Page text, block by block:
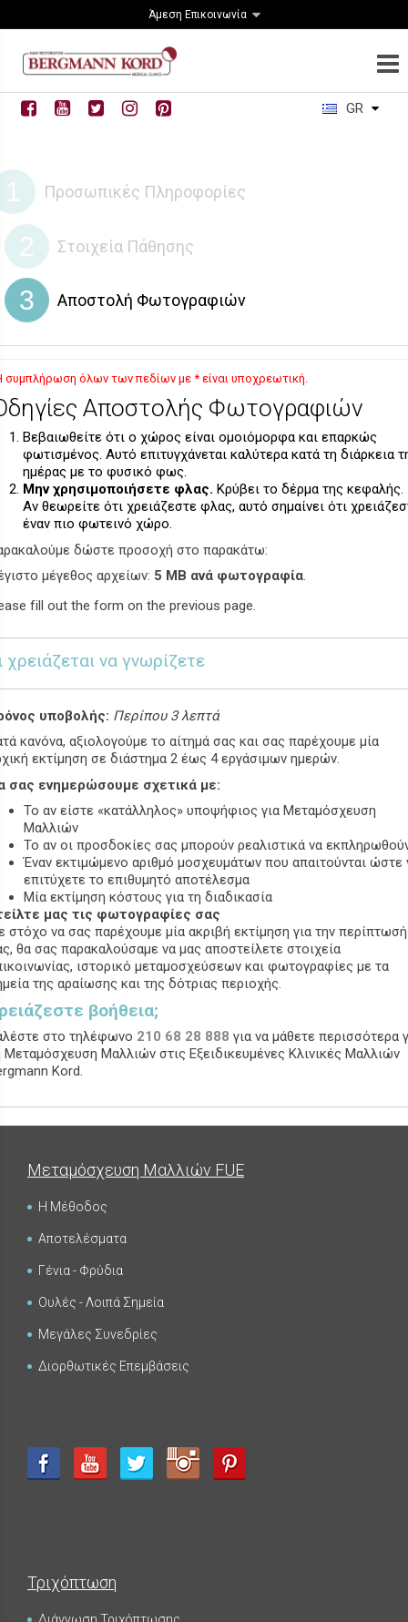
Άμεση Επικοινωνία
GR
1 Προσωπικές Πληροφορίες
2 Στοιχεία Πάθησης
3 Αποστολή Φωτογραφιών
συμπλήρωση όλων των πεδίων με * είναι υποχρεωτική.
Αποστολής Φωτογραφιών
Βεβαιωθείτε ότι ο χώρος είναι ομοιόμορφα και επαρκώς
φωτισμένος. Αυτό επιτυγχάνεται καλύτερα κατά τη διάρκεια
ημέρας με το φυσικό φως.
Μην χρησιμοποιήσετε φλας. Κρύβει το δέρμα της κεφαλής.
Αν θεωρείτε ότι χρειάζεστε φλας, αυτό σημαίνει ότι
έναν πιο φωτεινό χώρο.
δώστε προσοχή στο παρακάτω:
μέγεθος αρχείων: 5 MB ανά φωτογραφία.
fill out the form on the previous page.
χρειάζεται να γνωρίζετε
υποβολής: Περίπου 3 λεπτά
κανόνα, αξιολογούμε το αίτημά σας και σας παρέχουμε μία
εκτίμηση σε διάστημα 2 έως 4 εργάσιμων ημερών.
σας ενημερώσουμε σχετικά με:
Το αν είστε «κατάλληλος» υποψήφιος για Μεταμόσχευση
Μαλλιών
Το αν οι προσδοκίες σας μπορούν ρεαλιστικά να
Έναν εκτιμώμενο αριθμό μοσχευμάτων που απαιτούνται ώστε
επιτύχετε το επιθυμητό αποτέλεσμα
Μία εκτίμηση κόστους για τη διαδικασία
μας τις φωτογραφίες σας
στόχο να σας παρέχουμε μία ακριβή εκτίμηση για την περίπτωσή
θα σας παρακαλούσαμε να μας αποστείλετε στοιχεία
ιστορικό μεταμοσχεύσεων και φωτογραφίες με τα
της αραίωσης και της δότριας περιοχής.
βοήθεια;
στο τηλέφωνο 210 68 28 888 για να μάθετε περισσότερα
Μεταμόσχευση Μαλλιών στις Εξειδικευμένες Κλινικές Μαλλιών
Kord.
Μεταμόσχευση Μαλλιών FUE
Η Μέθοδος
Αποτελέσματα
Γένια - Φρύδια
Ουλές - Λοιπά Σημεία
Μεγάλες Συνεδρίες
Διορθωτικές Επεμβάσεις
Τριχόπτωση
Διάγνωση Τριχόπτωσης